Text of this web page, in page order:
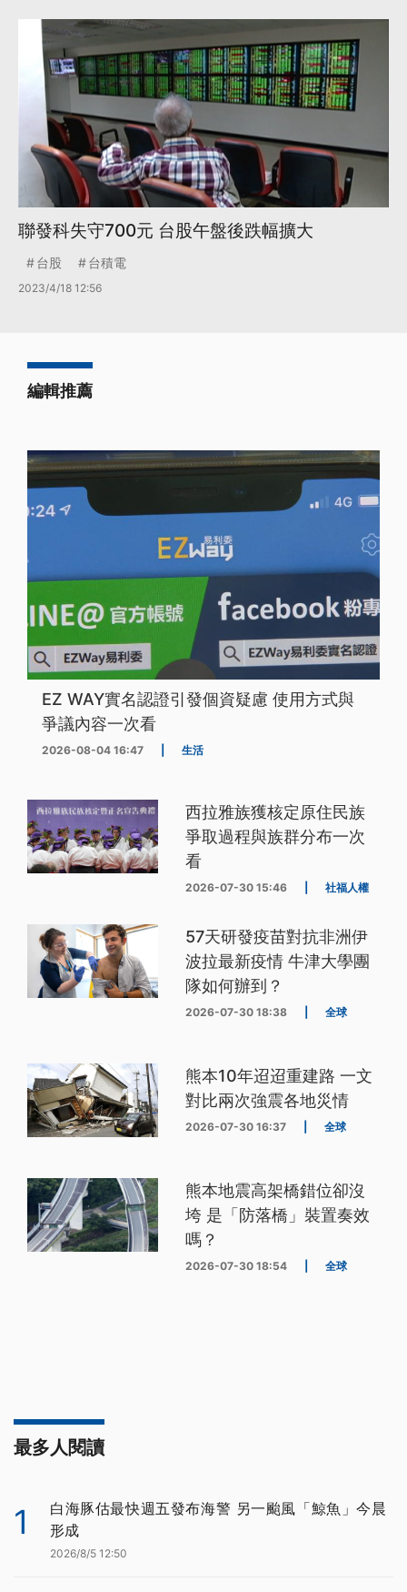
聯發科失守700元 台股午盤後跌幅擴大
台股 台積電
2023/4/18 12:56
編輯推薦
EZ WAY實名認證引發個資疑慮 使用方式與
爭議內容一次看
2026-08-04 16:47 生活
西拉雅族獲核定原住民族
爭取過程與族群分布一次
看
2026-07-30 15:46 社福人權
57天研發疫苗對抗非洲伊
波拉最新疫情 牛津大學團
隊如何辦到？
2026-07-30 18:38 全球
熊本10年迢迢重建路 一文
對比兩次強震各地災情
2026-07-30 16:37 全球
熊本地震高架橋錯位卻沒
垮 是「防落橋」裝置奏效
嗎？
2026-07-30 18:54 全球
最多人閱讀
1
白海豚估最快週五發布海警 另一颱風「鯨魚」今晨
形成
2026/8/5 12:50